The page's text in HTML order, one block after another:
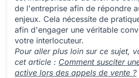
de l'entreprise afin de répondre
enjeux. Cela nécessite de
afin d'engager une véritable
votre interlocuteur.
Pour aller plus loin sur ce sujet,
cet article : Comment susciter
active lors des appels de vente ?